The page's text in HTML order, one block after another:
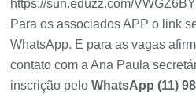
https://sun.eduzz.com/
Para os associados APP o link
WhatsApp. E para as vagas
contato com a Ana Paula
inscrição peloWhatsApp (11)